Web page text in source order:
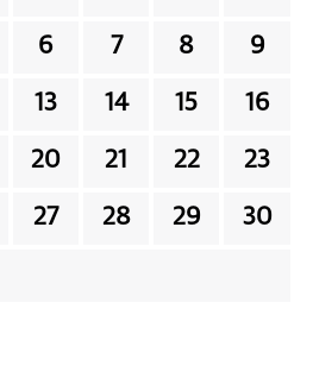
6 7 8 9
13 14 15 16
20 21 22 23
27 28 29 30